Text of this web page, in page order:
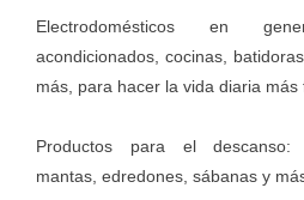
Electrodomésticos en
acondicionados, cocinas,
más, para hacer la vida diaria más
Productos para el descanso:
mantas, edredones, sábanas y